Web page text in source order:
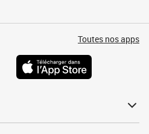
Toutes nos apps